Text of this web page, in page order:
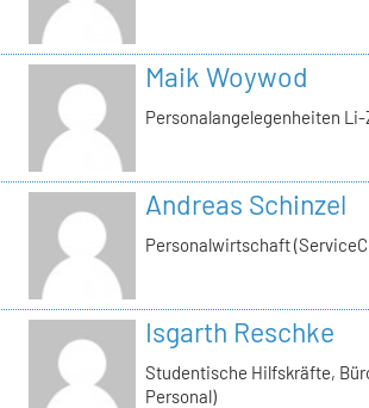
Maik Woywod
Personalangelegenheiten
Andreas Schinzel
Personalwirtschaft
Isgarth Reschke
Studentische Hilfskräfte,
Personal)